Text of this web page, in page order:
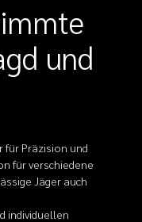
und
für Präzision und
für verschiedene
Jäger auch
individuellen